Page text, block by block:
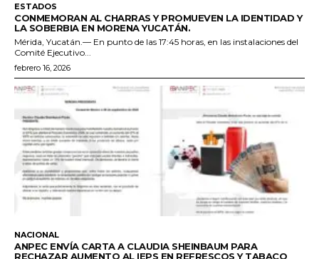
ESTADOS
CONMEMORAN AL CHARRAS Y PROMUEVEN LA IDENTIDAD Y
LA SOBERBIA EN MORENA YUCATÁN.
Mérida, Yucatán.— En punto de las 17:45 horas, en las instalaciones del
Comité Ejecutivo...
febrero 16, 2026
NACIONAL
ANPEC ENVÍA CARTA A CLAUDIA SHEINBAUM PARA
RECHAZAR AUMENTO AL IEPS EN REFRESCOS Y TABACO